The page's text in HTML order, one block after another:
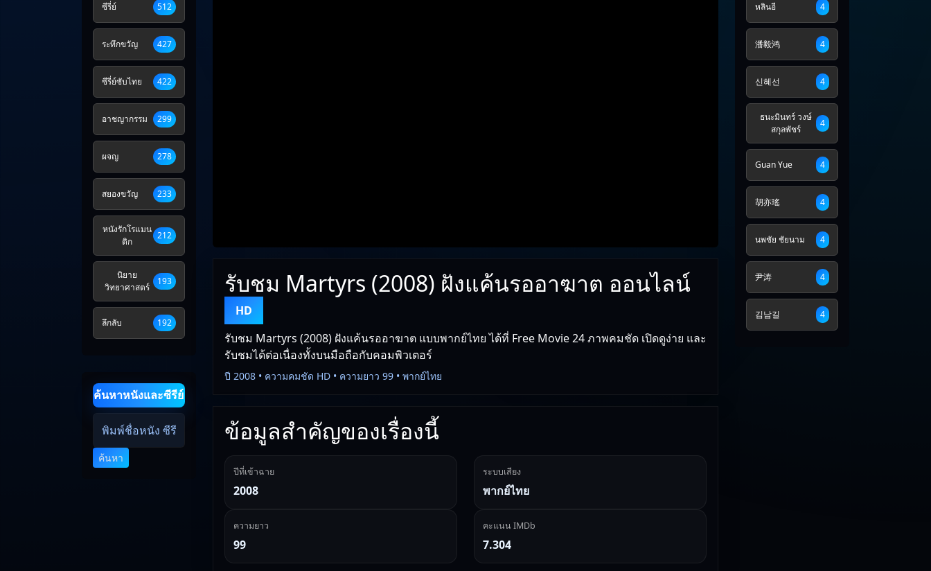
ซีรี่ย์ 512
ระทึกขวัญ 427
ซีรี่ย์ซับไทย 422
อาชญากรรม 299
ผจญ 278
สยองขวัญ 233
หนังรักโรแมน
ติก
212
นิยาย
วิทยาศาสตร์
193
ลึกลับ 192
ค้นหาหนังและซีรีย์
ค้นหา
รับชม Martyrs (2008) ฝังแค้นรออาฆาต ออนไลน์
HD
รับชม Martyrs (2008) ฝังแค้นรออาฆาต แบบพากย์ไทย ได้ที่ Free Movie 24 ภาพคมชัด เปิดดูง่าย และ
รับชมได้ต่อเนื่องทั้งบนมือถือกับคอมพิวเตอร์
ปี 2008 • ความคมชัด HD • ความยาว 99 • พากย์ไทย
ข้อมูลสำคัญของเรื่องนี้
ปีที่เข้าฉาย
2008
ระบบเสียง
พากย์ไทย
ความยาว
99
คะแนน IMDb
7.304
หลินอี 4
潘毅鸿 4
신혜선 4
ธนะมินทร์ วงษ์
สกุลพัชร์
4
Guan Yue 4
胡亦瑤 4
นพชัย ชัยนาม 4
尹涛 4
김남길 4